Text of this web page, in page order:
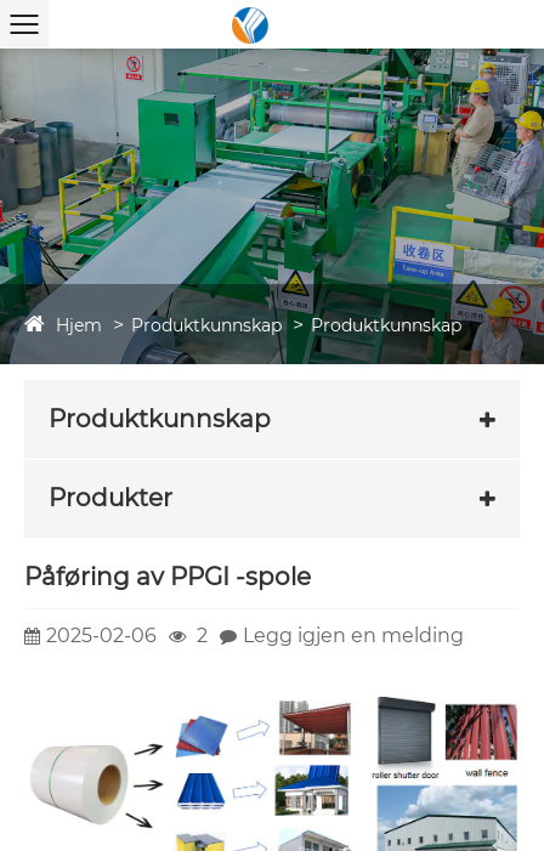
Hjem Produktkunnskap Produktkunnskap
Produktkunnskap
Produkter
Påføring av PPGI -spole
2025-02-06 2 Legg igjen en melding